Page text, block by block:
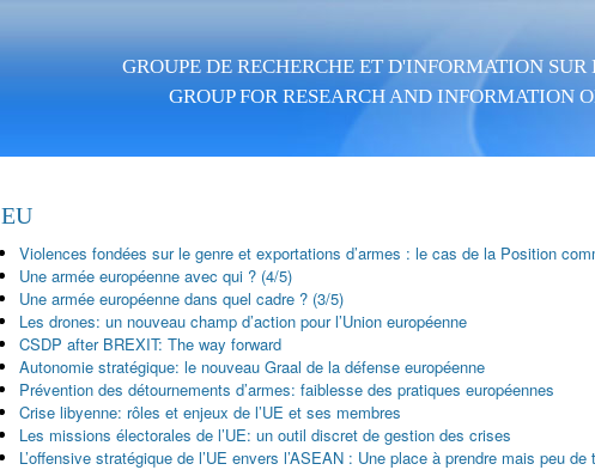
GROUPE DE RECHERCHE ET D'INFORMATION
GROUP FOR RESEARCH AND INFORMATION
EU
Violences fondées sur le genre et exportations d’armes : le cas de la Position
Une armée européenne avec qui ? (4/5)
Une armée européenne dans quel cadre ? (3/5)
Les drones: un nouveau champ d’action pour l’Union européenne
CSDP after BREXIT: The way forward
Autonomie stratégique: le nouveau Graal de la défense européenne
Prévention des détournements d’armes: faiblesse des pratiques européennes
Crise libyenne: rôles et enjeux de l’UE et ses membres
Les missions électorales de l’UE: un outil discret de gestion des crises
L’offensive stratégique de l’UE envers l’ASEAN : Une place à prendre mais peu